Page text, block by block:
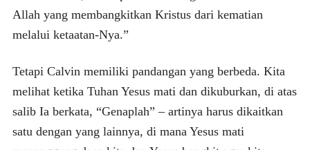
Allah yang membangkitkan Kristus dari kematian
melalui ketaatan-Nya.”
Tetapi Calvin memiliki pandangan yang berbeda. Kita
melihat ketika Tuhan Yesus mati dan dikuburkan, di atas
salib Ia berkata, “Genaplah” – artinya harus dikaitkan
satu dengan yang lainnya, di mana Yesus mati